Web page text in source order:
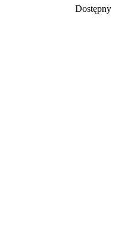
Dostępny